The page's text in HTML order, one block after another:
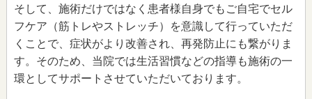
そして、施術だけではなく患者様自身でもご自宅でセル
フケア（筋トレやストレッチ）を意識して行っていただ
くことで、症状がより改善され、再発防止にも繋がりま
す。そのため、当院では生活習慣などの指導も施術の一
環としてサポートさせていただいております。